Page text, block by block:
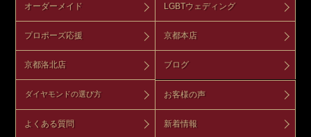
オーダーメイド LGBTウェディング
プロポーズ応援 京都本店
京都洛北店 ブログ
ダイヤモンドの選び方 お客様の声
よくある質問 新着情報